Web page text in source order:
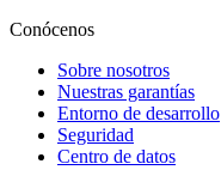
Conócenos
Sobre nosotros
Nuestras garantías
Entorno de desarrollo
Seguridad
Centro de datos